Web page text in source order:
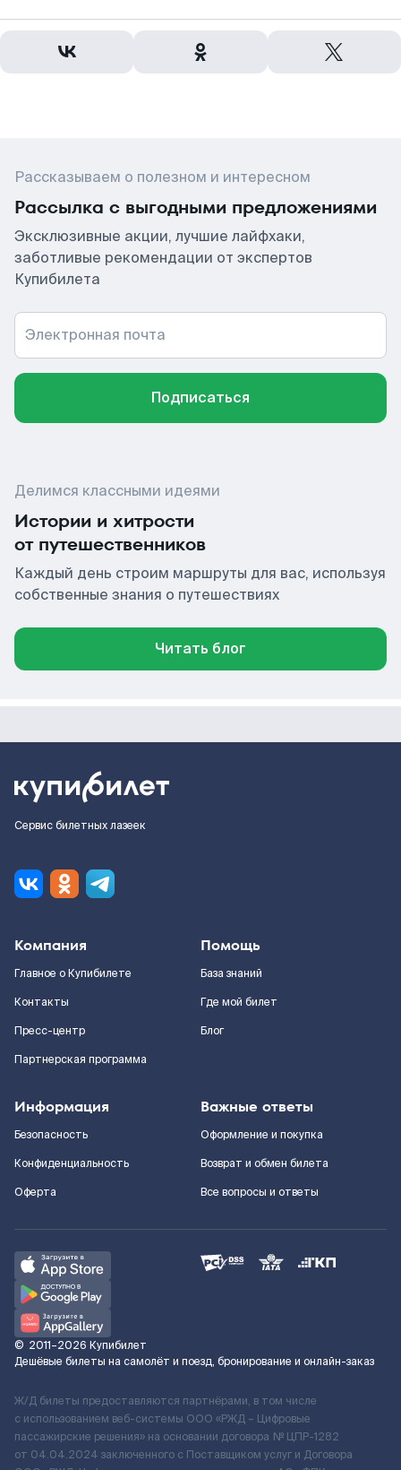
Рассказываем о полезном и интересном
Рассылка с выгодными предложениями
Эксклюзивные акции, лучшие лайфхаки,
заботливые рекомендации от экспертов
Купибилета
Электронная почта
Подписаться
Делимся классными идеями
Истории и хитрости
от путешественников
Каждый день строим маршруты для вас, используя
собственные знания о путешествиях
Читать блог
Сервис билетных лазеек
Компания
Главное о Купибилете
Контакты
Пресс-центр
Партнерская программа
Помощь
База знаний
Где мой билет
Блог
Информация
Безопасность
Конфиденциальность
Оферта
Важные ответы
Оформление и покупка
Возврат и обмен билета
Все вопросы и ответы
© 2011–2026 Купибилет
Дешёвые билеты на самолёт и поезд, бронирование и онлайн-заказ
Ж/Д билеты предоставляются партнёрами, в том числе
с использованием веб-системы ООО «РЖД – Цифровые
пассажирские решения» на основании договора № ЦПР-1282
от 04.04.2024 заключенного с Поставщиком услуг и Договора